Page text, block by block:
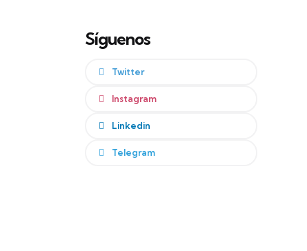
Síguenos
Twitter
Instagram
Linkedin
Telegram